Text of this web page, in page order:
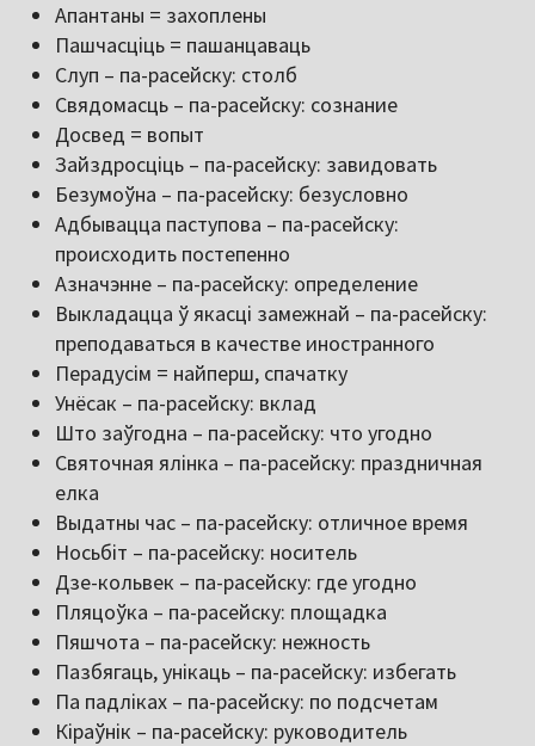
Апантаны = захоплены
Пашчасціць = пашанцаваць
Слуп – па-расейску: столб
Свядомасць – па-расейску: сознание
Досвед = вопыт
Зайздросціць – па-расейску: завидовать
Безумоўна – па-расейску: безусловно
Адбывацца паступова – па-расейску:
происходить постепенно
Азначэнне – па-расейску: определение
Выкладацца ў якасці замежнай – па-расейску:
преподаваться в качестве иностранного
Перадусім = найперш, спачатку
Унёсак – па-расейску: вклад
Што заўгодна – па-расейску: что угодно
Святочная ялінка – па-расейску: праздничная
елка
Выдатны час – па-расейску: отличное время
Носьбіт – па-расейску: носитель
Дзе-кольвек – па-расейску: где угодно
Пляцоўка – па-расейску: площадка
Пяшчота – па-расейску: нежность
Пазбягаць, унікаць – па-расейску: избегать
Па падліках – па-расейску: по подсчетам
Кіраўнік – па-расейску: руководитель